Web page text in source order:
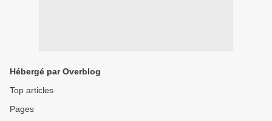
Hébergé par Overblog
Top articles
Pages